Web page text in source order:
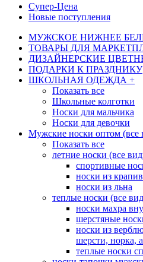
Супер-Цена
Новые поступления
МУЖСКОЕ НИЖНЕЕ
ТОВАРЫ ДЛЯ
ДИЗАЙНЕРСКИЕ
ПОДАРКИ К ПРАЗДНИКУ
ШКОЛЬНАЯ ОДЕЖДА +
Показать все
Школьные колготки
Носки для мальчика
Носки для девочки
Мужские носки оптом (все
Показать все
летние носки (все
спортивные
носки из
носки из льна
теплые носки (все
носки махра
шерстяные
носки из
шерсти, норка,
теплые носки